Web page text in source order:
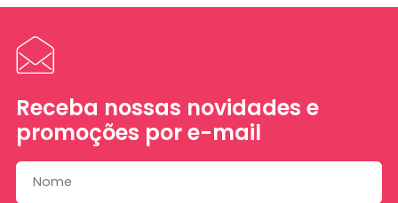
Receba nossas novidades e
promoções por e-mail